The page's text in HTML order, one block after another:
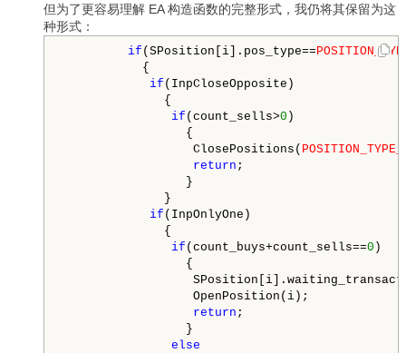
但为了更容易理解 EA 构造函数的完整形式，我仍将其保留为这
种形式：
if (SPosition[i].pos_type==
{
if (InpCloseOpposite)
{
if (count_sells>0 )
{
ClosePositions(
return ;
}
}
if (InpOnlyOne)
{
if (count_buys+count_sells==0 )
{
OpenPosition(i);
return ;
}
else